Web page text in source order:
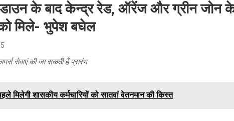
के बाद केन्द्र रेड, ऑरेंज और ग्रीन जोन के
को मिले- भुपेश बघेल
सेवाएं की जा सकती हैं प्रारंभ
मिलेगी शासकीय कर्मचारियों को सातवां वेतनमान की किस्त